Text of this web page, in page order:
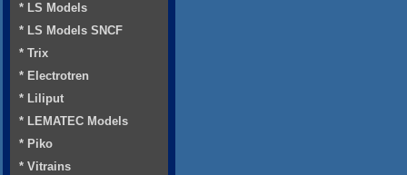
* LS Models
* LS Models SNCF
* Trix
* Electrotren
* Liliput
* LEMATEC Models
* Piko
* Vitrains